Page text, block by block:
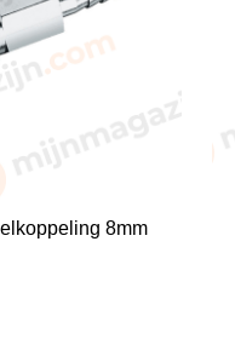
8mm